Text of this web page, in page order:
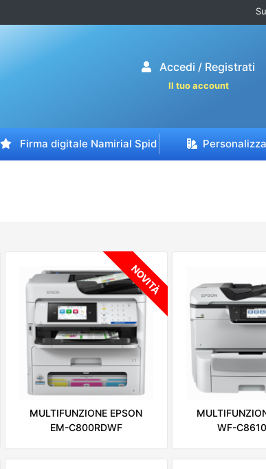
Accedi / Registrati
Il tuo account
Firma digitale Namirial Spid
MULTIFUNZIONE EPSON
EM-C800RDWF
NOVITÀ
WF-